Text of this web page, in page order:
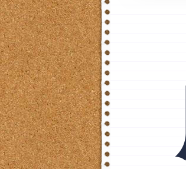
Тайский
Румынский
Норвежский
Сербский
РКИ
ЧАВО
О сайте